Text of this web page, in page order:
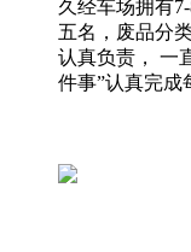
久经车场拥有
五名，废品分
认真负责， 一
件事”认真完成